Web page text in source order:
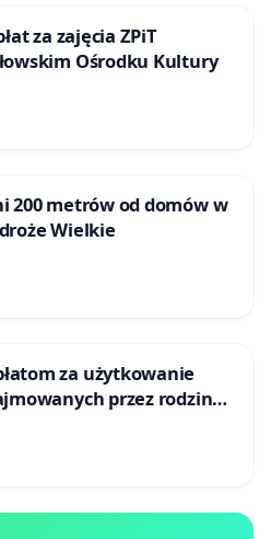
za zajęcia ZPiT
Ośrodku Kultury
200 metrów od domów w
Wielkie
za użytkowanie
przez rodzinne